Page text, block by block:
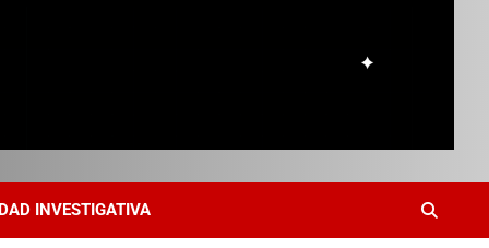
INVESTIGATIVA